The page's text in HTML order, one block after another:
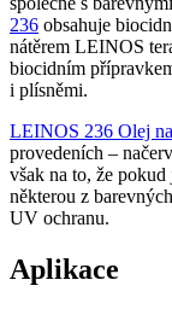
236 obsahuje
nátěrem LEINOS
biocidním
i plísněmi.
LEINOS 236 Olej
provedeních –
však na to, že
některou z
UV ochranu.
Aplikace